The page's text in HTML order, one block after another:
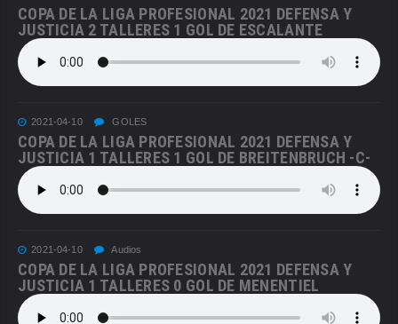
COPA DE LA LIGA PROFESIONAL 2021 DEFENSA Y
JUSTICIA 2 TALLERES 1 GOL DE ESCALANTE
2021-04-10 GOLES
COPA DE LA LIGA PROFESIONAL 2021 DEFENSA Y
JUSTICIA 1 TALLERES 1 GOL DE BREITENBRUCH -C-
2021-04-10 Audios
COPA DE LA LIGA PROFESIONAL 2021 DEFENSA Y
JUSTICIA 1 TALLERES 0 GOL DE MENENTIEL